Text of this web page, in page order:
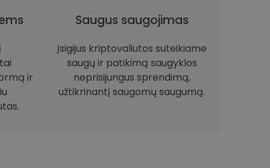
ir
Saugus saugojimas
Įsigijus kriptovaliutos suteikiame
saugų ir patikimą saugyklos
neprisijungus sprendimą,
užtikrinantį saugomų saugumą.